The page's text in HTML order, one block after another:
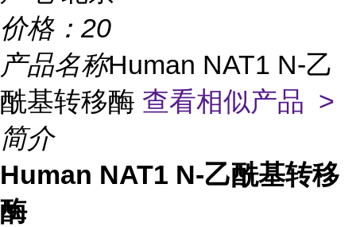
价格： 20
产品名称Human NAT1 N-乙
酰基转移酶 查看相似产品 >
简介
Human NAT1 N-乙酰基转移
酶